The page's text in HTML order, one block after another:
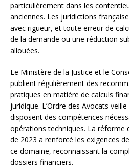
particulièrement dans les
anciennes. Les juridictions
avec rigueur, et toute erreur de
de la demande ou une réduction
allouées.
Le Ministère de la Justice et le
publient régulièrement des
pratiques en matière de calculs
juridique. L’Ordre des Avocats
disposent des compétences
opérations techniques. La réforme
de 2023 a renforcé les exigences
ce domaine, reconnaissant la
dossiers financiers.